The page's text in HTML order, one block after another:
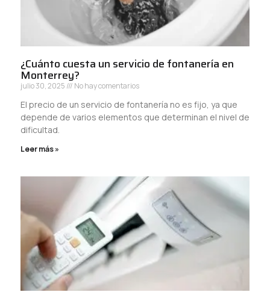
¿Cuánto cuesta un servicio de fontanería en
Monterrey?
julio 30, 2025 No hay comentarios
El precio de un servicio de fontanería no es fijo, ya que
depende de varios elementos que determinan el nivel de
dificultad.
Leer más »